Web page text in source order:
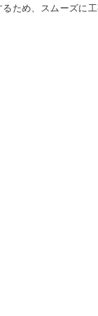
ため、スムーズに